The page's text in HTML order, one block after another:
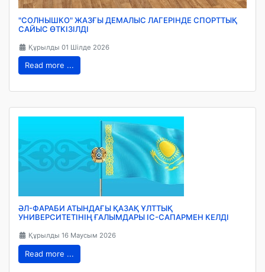
"СОЛНЫШКО" ЖАЗҒЫ ДЕМАЛЫС ЛАГЕРІНДЕ СПОРТТЫҚ
САЙЫС ӨТКІЗІЛДІ
Құрылды 01 Шілде 2026
Read more ...
ӘЛ-ФАРАБИ АТЫНДАҒЫ ҚАЗАҚ ҰЛТТЫҚ
УНИВЕРСИТЕТІНІҢ ҒАЛЫМДАРЫ ІС-САПАРМЕН КЕЛДІ
Құрылды 16 Маусым 2026
Read more ...